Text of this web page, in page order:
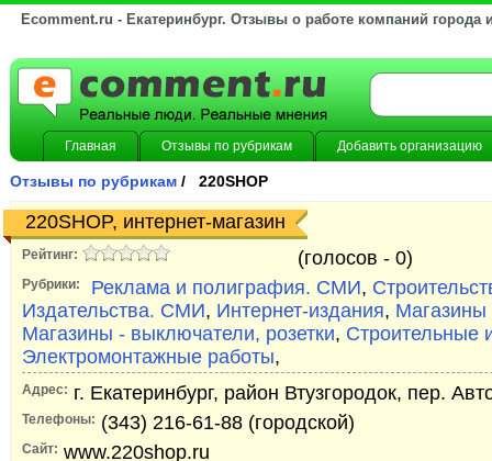
Ecomment.ru - Екатеринбург. Отзывы о работе компаний города
Главная Отзывы по рубрикам Добавить организацию
Отзывы по рубрикам / 220SHOP
220SHOP, интернет-магазин
Рейтинг: (голосов - 0)
Рубрики: Реклама и полиграфия. СМИ,
Издательства. СМИ, Интернет-издания, Магазины
Магазины - выключатели, розетки, Строительные
Электромонтажные работы,
Адрес: г. Екатеринбург, район Втузгородок, пер.
Телефоны: (343) 216-61-88 (городской)
Сайт: www.220shop.ru